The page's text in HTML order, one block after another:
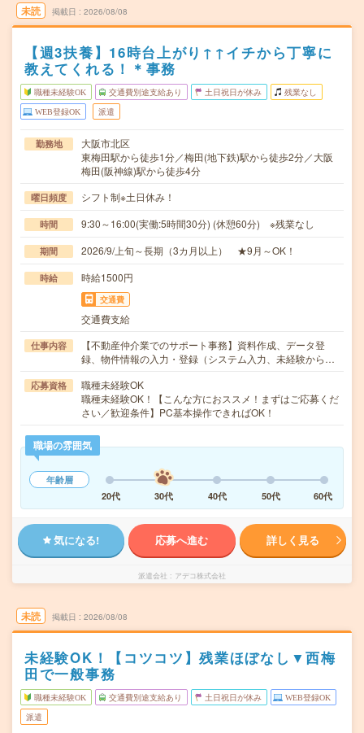
未読 掲載日 2026/08/08
【週3扶養】16時台上がり↑↑イチから丁寧に
教えてくれる！＊事務
職種未経験OK 交通費別途支給あり 土日祝日が休み 残業なし
WEB登録OK 派遣
勤務地
大阪市北区
東梅田駅から徒歩1分／梅田(地下鉄)駅から徒歩2分／大阪
梅田(阪神線)駅から徒歩4分
曜日頻度 シフト制※土日休み！
時間 9:30～16:00(実働:5時間30分) (休憩60分) ※残業なし
期間 2026/9/上旬～長期（3カ月以上） ★9月～OK！
時給 時給1500円
交通費
交通費支給
仕事内容
【不動産仲介業でのサポート事務】資料作成、データ登
録、物件情報の入力・登録（システム入力、未経験から…
応募資格
職種未経験OK
職種未経験OK！【こんな方におススメ！まずはご応募くだ
さい／歓迎条件】PC基本操作できればOK！
職場の雰囲気
年齢層
20代
30代 40代 50代 60代
気になる! 応募へ進む 詳しく見る
派遣会社 アデコ株式会社
未読 掲載日 2026/08/08
未経験OK！【コツコツ】残業ほぼなし▼西梅
田で一般事務
職種未経験OK 交通費別途支給あり 土日祝日が休み WEB登録OK
派遣